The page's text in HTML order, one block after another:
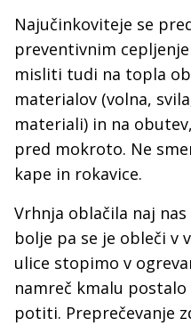
Najučinkoviteje se
preventivnim
misliti tudi na topla
materialov (volna,
materiali) in na
pred mokroto. Ne
kape in rokavice.
Vrhnja oblačila naj
bolje pa se je obleči v
ulice stopimo v
namreč kmalu
potiti. Preprečevanje